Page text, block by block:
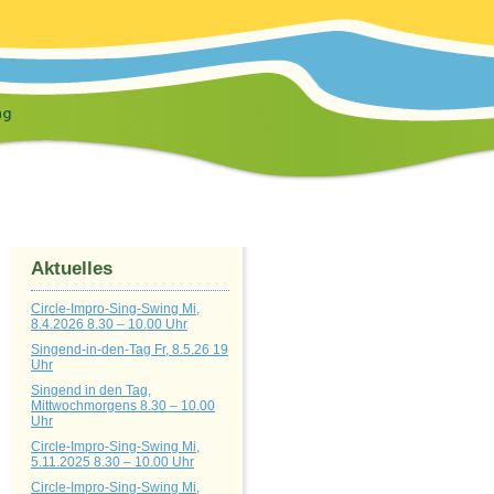
Aktuelles
Circle-Impro-Sing-Swing Mi,
8.4.2026 8.30 – 10.00 Uhr
Singend-in-den-Tag Fr, 8.5.26 19
Uhr
Singend in den Tag,
Mittwochmorgens 8.30 – 10.00
Uhr
Circle-Impro-Sing-Swing Mi,
5.11.2025 8.30 – 10.00 Uhr
Circle-Impro-Sing-Swing Mi,